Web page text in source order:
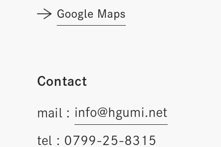
Google Maps
Contact
mail : info@hgumi.net
tel : 0799-25-8315